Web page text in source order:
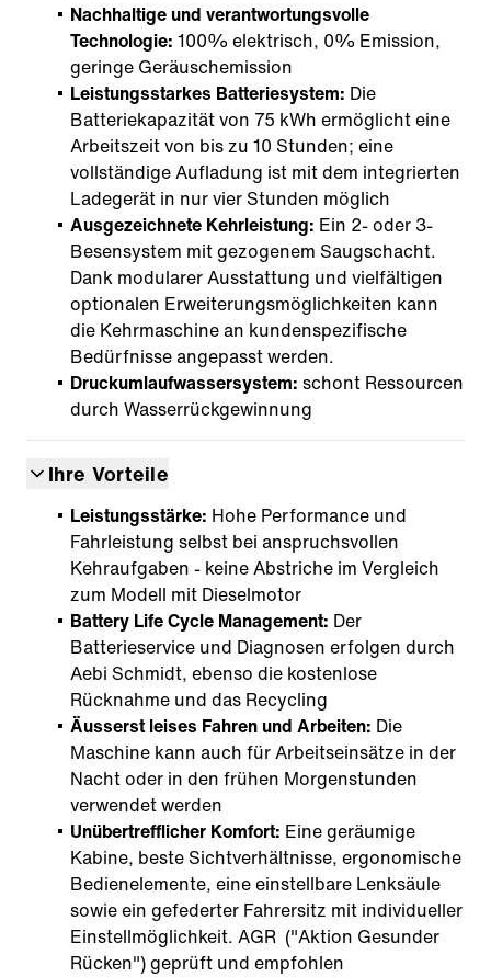
Nachhaltige und verantwortungsvolle
Technologie: 100% elektrisch, 0% Emission,
geringe Geräuschemission
Leistungsstarkes Batteriesystem: Die
Batteriekapazität von 75 kWh ermöglicht eine
Arbeitszeit von bis zu 10 Stunden; eine
vollständige Aufladung ist mit dem integrierten
Ladegerät in nur vier Stunden möglich
Ausgezeichnete Kehrleistung: Ein 2- oder 3-
Besensystem mit gezogenem Saugschacht.
Dank modularer Ausstattung und vielfältigen
optionalen Erweiterungsmöglichkeiten kann
die Kehrmaschine an kundenspezifische
Bedürfnisse angepasst werden.
Druckumlaufwassersystem: schont Ressourcen
durch Wasserrückgewinnung
Ihre Vorteile
Leistungsstärke: Hohe Performance und
Fahrleistung selbst bei anspruchsvollen
Kehraufgaben - keine Abstriche im Vergleich
zum Modell mit Dieselmotor
Battery Life Cycle Management: Der
Batterieservice und Diagnosen erfolgen durch
Aebi Schmidt, ebenso die kostenlose
Rücknahme und das Recycling
Äusserst leises Fahren und Arbeiten: Die
Maschine kann auch für Arbeitseinsätze in der
Nacht oder in den frühen Morgenstunden
verwendet werden
Unübertrefflicher Komfort: Eine geräumige
Kabine, beste Sichtverhältnisse, ergonomische
Bedienelemente, eine einstellbare Lenksäule
sowie ein gefederter Fahrersitz mit individueller
Einstellmöglichkeit. AGR ("Aktion Gesunder
Rücken") geprüft und empfohlen